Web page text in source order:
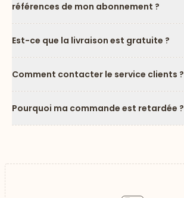
références de mon abonnement ?
Est-ce que la livraison est gratuite ?
Comment contacter le service clients ?
Pourquoi ma commande est retardée ?